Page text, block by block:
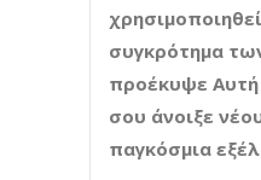
συγκρότημα
προέκυψε
σου άνοιξε
παγκόσμια